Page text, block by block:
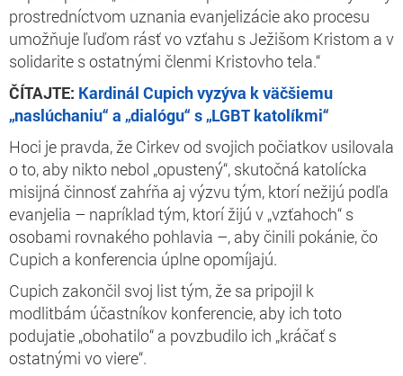
prostredníctvom uznania evanjelizácie ako procesu
umožňuje ľuďom rásť vo vzťahu s Ježišom Kristom a v
solidarite s ostatnými členmi Kristovho tela.“
ČÍTAJTE: Kardinál Cupich vyzýva k väčšiemu
„naslúchaniu“ a „dialógu“ s „LGBT katolíkmi“
Hoci je pravda, že Cirkev od svojich počiatkov usilovala
o to, aby nikto nebol „opustený“, skutočná katolícka
misijná činnosť zahŕňa aj výzvu tým, ktorí nežijú podľa
evanjelia – napríklad tým, ktorí žijú v „vzťahoch“ s
osobami rovnakého pohlavia –, aby činili pokánie, čo
Cupich a konferencia úplne opomíjajú.
Cupich zakončil svoj list tým, že sa pripojil k
modlitbám účastníkov konferencie, aby ich toto
podujatie „obohatilo“ a povzbudilo ich „kráčať s
ostatnými vo viere“.